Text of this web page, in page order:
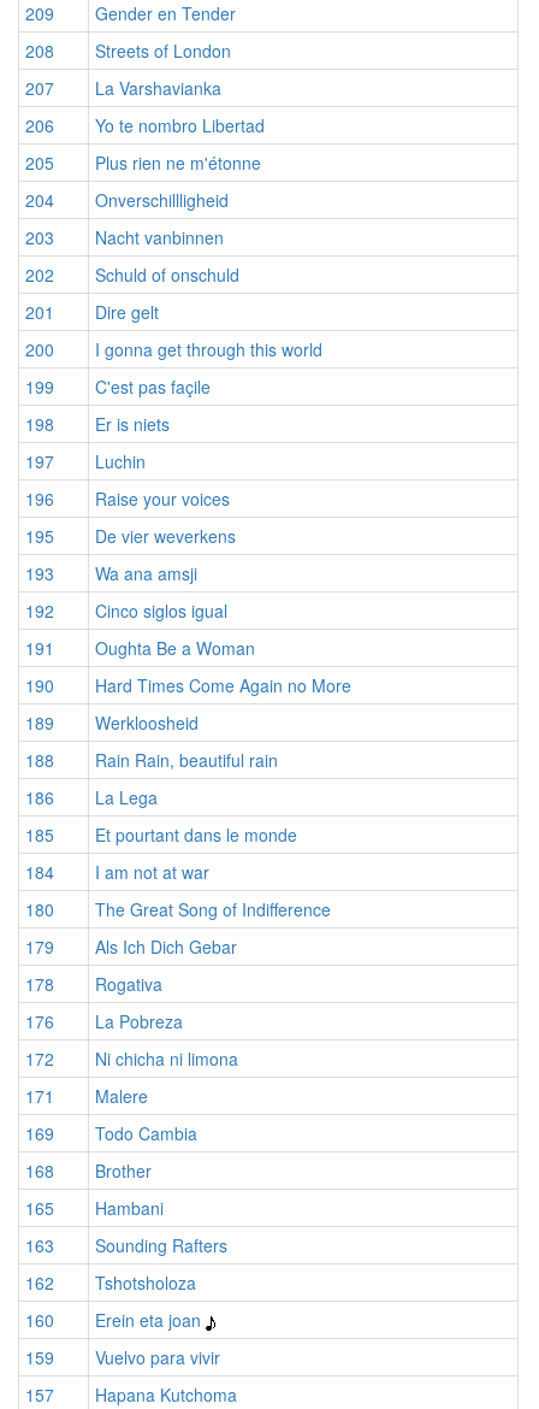
209
Gender en Tender
208
Streets of London
207
La Varshavianka
206
Yo te nombro Libertad
205
Plus rien ne m'étonne
204
Onverschillligheid
203
Nacht vanbinnen
202
Schuld of onschuld
201
Dire gelt
200
I gonna get through this world
199
C'est pas façile
198
Er is niets
197
Luchin
196
Raise your voices
195
De vier weverkens
193
Wa ana amsji
192
Cinco siglos igual
191
Oughta Be a Woman
190
Hard Times Come Again no More
189
Werkloosheid
188
Rain Rain, beautiful rain
186
La Lega
185
Et pourtant dans le monde
184
I am not at war
180
The Great Song of Indifference
179
Als Ich Dich Gebar
178
Rogativa
176
La Pobreza
172
Ni chicha ni limona
171
Malere
169
Todo Cambia
168
Brother
165
Hambani
163
Sounding Rafters
162
Tshotsholoza
160
Erein eta joan
159
Vuelvo para vivir
157
Hapana Kutchoma